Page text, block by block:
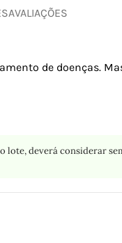
AVALIAÇÕES
de doenças.
deverá considerar